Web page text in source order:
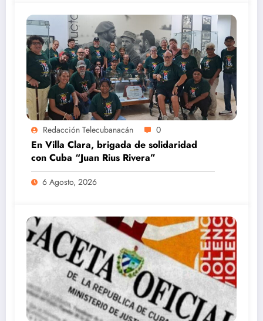
Redacción Telecubanacán 0
En Villa Clara, brigada de solidaridad
con Cuba “Juan Rius Rivera”
6 Agosto, 2026